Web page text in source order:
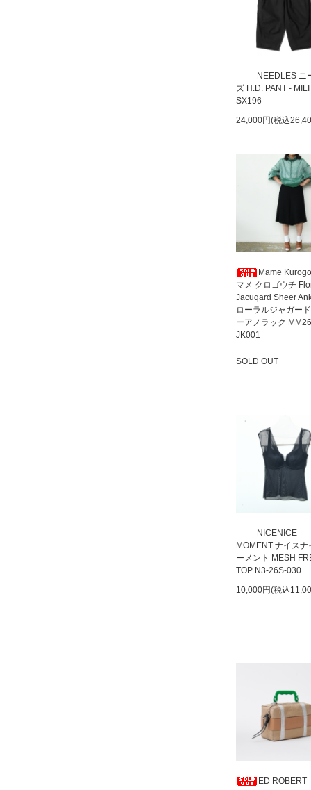
NEEDLES ニ
ズ H.D. PANT -
SX196
24,000円(税込
Mame
マメ クロゴウチ
Jacuqard Sheer
ローラルジャガー
ーアノラック
JK001
SOLD OUT
NICENICE
MOMENT ナイスナ
ーメント MESH
TOP N3-26S-030
10,000円(税込
ED ROBERT